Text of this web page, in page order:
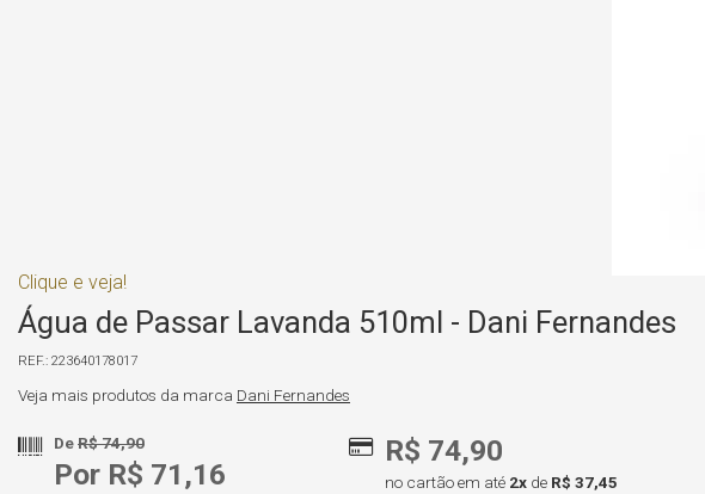
Clique e veja!
Água de Passar Lavanda 510ml - Dani Fernandes
223640178017
Veja mais produtos da marca Dani Fernandes
DeR$ 74,90
Por R$ 71,16
R$ 74,90
no cartão em até 2x de R$ 37,45